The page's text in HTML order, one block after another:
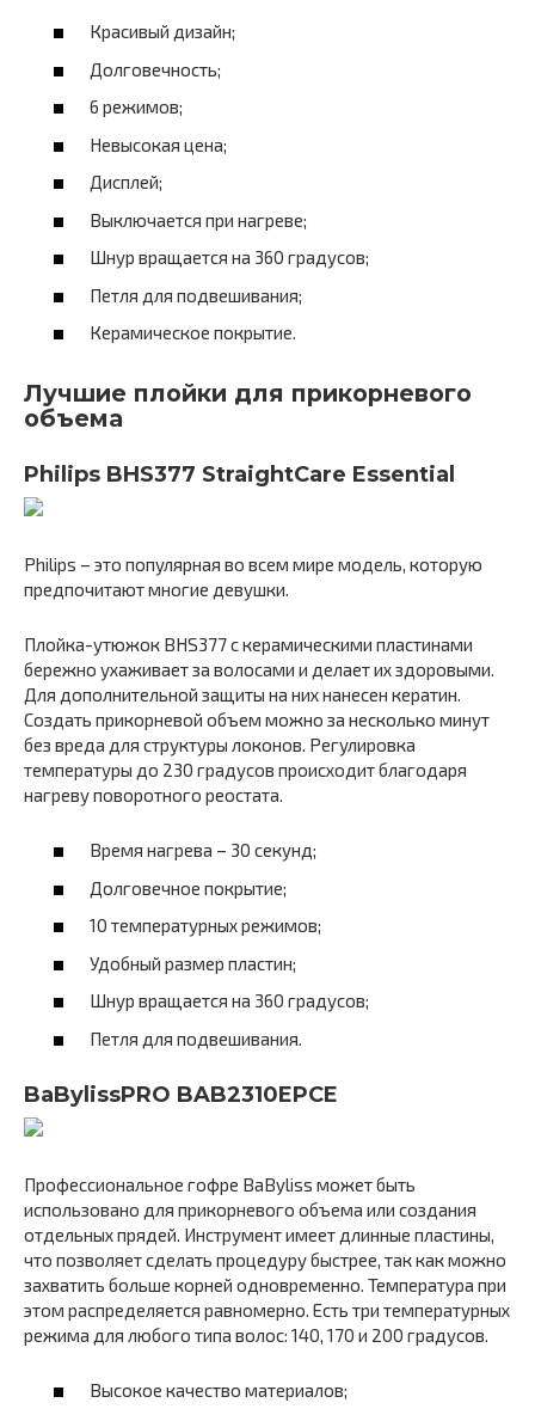
Красивый дизайн;
Долговечность;
6 режимов;
Невысокая цена;
Дисплей;
Выключается при нагреве;
Шнур вращается на 360 градусов;
Петля для подвешивания;
Керамическое покрытие.
Лучшие плойки для прикорневого
объема
Philips BHS377 StraightCare Essential
Philips – это популярная во всем мире модель, которую
предпочитают многие девушки.
Плойка-утюжок BHS377 с керамическими пластинами
бережно ухаживает за волосами и делает их здоровыми.
Для дополнительной защиты на них нанесен кератин.
Создать прикорневой объем можно за несколько минут
без вреда для структуры локонов. Регулировка
температуры до 230 градусов происходит благодаря
нагреву поворотного реостата.
Время нагрева – 30 секунд;
Долговечное покрытие;
10 температурных режимов;
Удобный размер пластин;
Шнур вращается на 360 градусов;
Петля для подвешивания.
BaBylissPRO BAB2310EPCE
Профессиональное гофре BaByliss может быть
использовано для прикорневого объема или создания
отдельных прядей. Инструмент имеет длинные пластины,
что позволяет сделать процедуру быстрее, так как можно
захватить больше корней одновременно. Температура при
этом распределяется равномерно. Есть три температурных
режима для любого типа волос: 140, 170 и 200 градусов.
Высокое качество материалов;